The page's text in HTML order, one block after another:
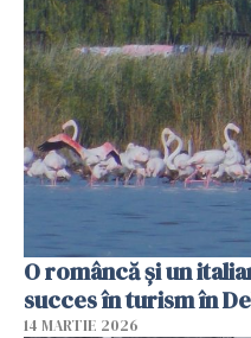
O româncă și un
succes în turism în
14 MARTIE 2026